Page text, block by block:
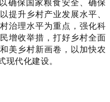
确保国家粮食安全、确保
提升乡村产业发展水平、
治理水平为重点，强化科
增收举措，打好乡村全面
美乡村新画卷，以加快农
代化建设。